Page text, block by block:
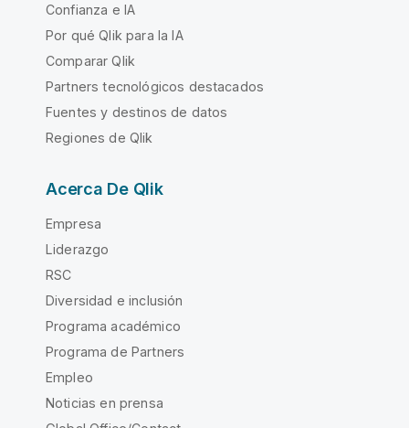
Confianza e IA
Por qué Qlik para la IA
Comparar Qlik
Partners tecnológicos destacados
Fuentes y destinos de datos
Regiones de Qlik
Acerca De Qlik
Empresa
Liderazgo
RSC
Diversidad e inclusión
Programa académico
Programa de Partners
Empleo
Noticias en prensa